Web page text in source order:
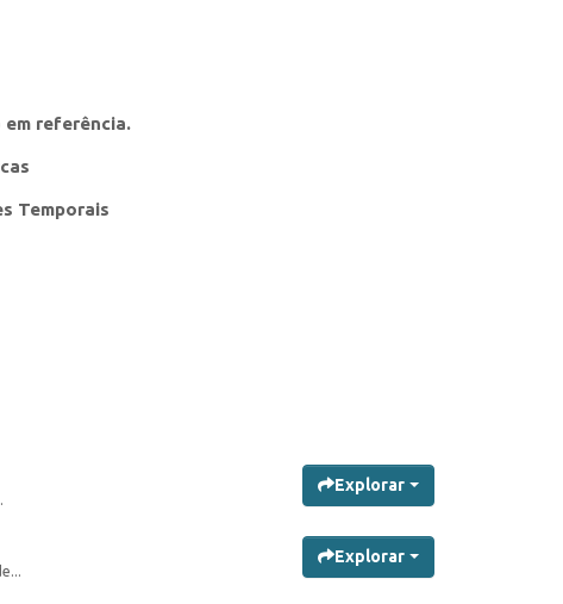
referência.
Temporais
Explorar
Explorar